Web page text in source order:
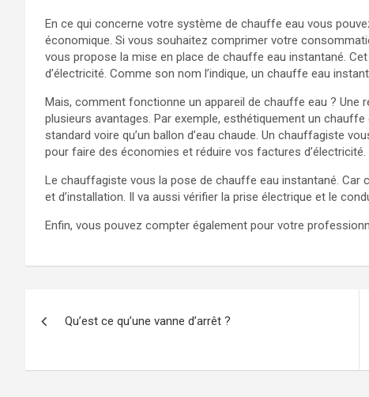
En ce qui concerne votre système de chauffe eau vous
économique. Si vous souhaitez comprimer votre
vous propose la mise en place de chauffe eau instantané.
d’électricité. Comme son nom l’indique, un chauffe eau
Mais, comment fonctionne un appareil de chauffe eau ? Une
plusieurs avantages. Par exemple, esthétiquement un
standard voire qu’un ballon d’eau chaude. Un chauffagiste
pour faire des économies et réduire vos factures d’électricité.
Le chauffagiste vous la pose de chauffe eau instantané. Car
et d’installation. Il va aussi vérifier la prise électrique et le
Enfin, vous pouvez compter également pour votre
l’article
Qu’est ce qu’une vanne d’arrêt ?